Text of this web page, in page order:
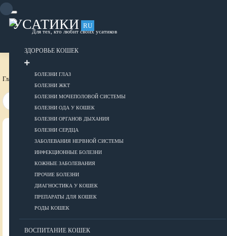
Skip
to
contentУСАТИКИ RU
Для тех, кто любит своих усатиков
РАЗМЕСТИТЬ ОБЪЯВЛЕНИЕ
ЗДОРОВЬЕ КОШЕК
БОЛЕЗНИ ГЛАЗ
БОЛЕЗНИ ЖКТ
БОЛЕЗНИ МОЧЕПОЛОВОЙ СИСТЕМЫ
БОЛЕЗНИ ОДА У КОШЕК
БОЛЕЗНИ ОРГАНОВ ДЫХАНИЯ
БОЛЕЗНИ СЕРДЦА
ЗАБОЛЕВАНИЯ НЕРВНОЙ СИСТЕМЫ
ИНФЕКЦИОННЫЕ БОЛЕЗНИ
КОЖНЫЕ ЗАБОЛЕВАНИЯ
ПРОЧИЕ БОЛЕЗНИ
ДИАГНОСТИКА У КОШЕК
ПРЕПАРАТЫ ДЛЯ КОШЕК
РОДЫ КОШЕК
ВОСПИТАНИЕ КОШЕК
ОБЪЯВЛЕНИЯ
Главная страница
ВСЕ О КОШКАХ
Болезни глаз
Болезни ЖКТ